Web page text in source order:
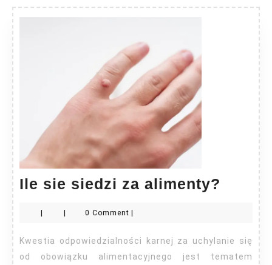
Ile sie siedzi za alimenty?
siedzi
za
0 Comment
Kwestia odpowiedzialności karnej za uchylanie się
od obowiązku alimentacyjnego jest tematem